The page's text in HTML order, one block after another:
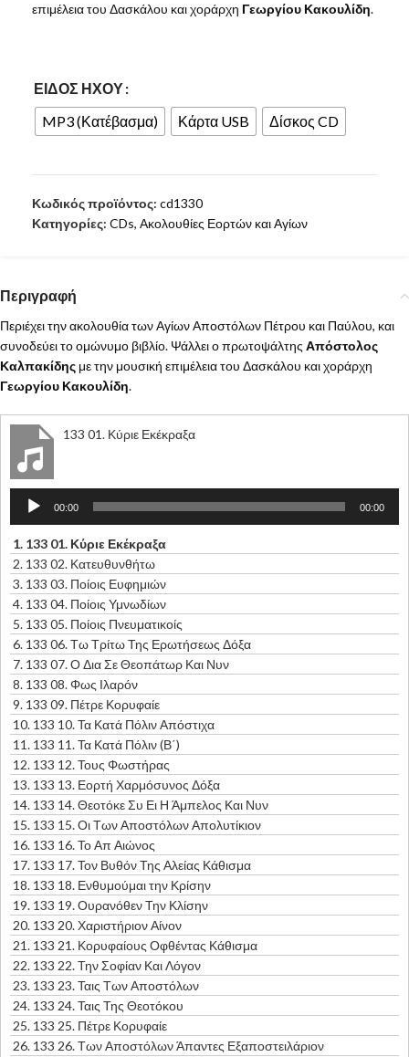
επιμέλεια του Δασκάλου και χοράρχη Γεωργίου Κακουλίδη.
ΕΊΔΟΣ ΉΧΟΥ
MP3 (Κατέβασμα)
Κάρτα USB Δίσκος CD
Κωδικός προϊόντος: cd1330
Κατηγορίες: CDs, Ακολουθίες Εορτών και Αγίων
Περιγραφή
Περιέχει την ακολουθία των Αγίων Αποστόλων Πέτρου και Παύλου, και
συνοδεύει το ομώνυμο βιβλίο. Ψάλλει ο πρωτοψάλτης Απόστολος
Καλπακίδης με την μουσική επιμέλεια του Δασκάλου και χοράρχη
Γεωργίου Κακουλίδη.
133 01. Κύριε Εκέκραξα
Πρόγραμμα
Αναπαραγωγής
00:00 00:00
1. 133 01. Κύριε Εκέκραξα
2. 133 02. Κατευθυνθήτω
3. 133 03. Ποίοις Ευφημιών
4. 133 04. Ποίοις Υμνωδίων
5. 133 05. Ποίοις Πνευματικοίς
6. 133 06. Τω Τρίτω Της Ερωτήσεως Δόξα
7. 133 07. Ο Δια Σε Θεοπάτωρ Και Νυν
8. 133 08. Φως Ιλαρόν
9. 133 09. Πέτρε Κορυφαίε
10. 133 10. Τα Κατά Πόλιν Απόστιχα
11. 133 11. Τα Κατά Πόλιν (Β΄)
12. 133 12. Τους Φωστήρας
13. 133 13. Εορτή Χαρμόσυνος Δόξα
14. 133 14. Θεοτόκε Συ Ει Η Άμπελος Και Νυν
15. 133 15. Οι Των Αποστόλων Απολυτίκιον
16. 133 16. Το Απ Αιώνος
17. 133 17. Τον Βυθόν Της Αλείας Κάθισμα
18. 133 18. Ενθυμούμαι την Κρίσην
19. 133 19. Ουρανόθεν Την Κλίσην
20. 133 20. Χαριστήριον Αίνον
21. 133 21. Κορυφαίους Οφθέντας Κάθισμα
22. 133 22. Την Σοφίαν Και Λόγον
23. 133 23. Ταις Των Αποστόλων
24. 133 24. Ταις Της Θεοτόκου
25. 133 25. Πέτρε Κορυφαίε
26. 133 26. Των Αποστόλων Άπαντες Εξαποστειλάριον